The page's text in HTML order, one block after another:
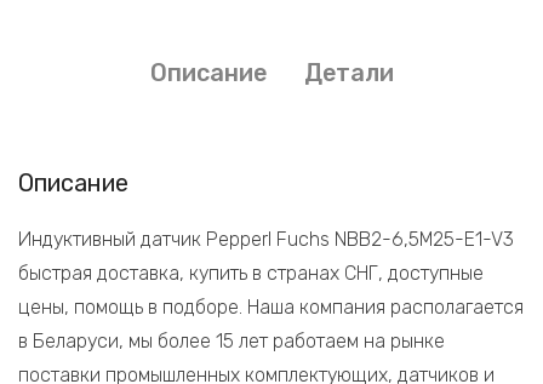
Описание Детали
Описание
Индуктивный датчик Pepperl Fuchs NBB2-6,5M25-E1-V3
быстрая доставка, купить в странах СНГ, доступные
цены, помощь в подборе. Наша компания располагается
в Беларуси, мы более 15 лет работаем на рынке
поставки промышленных комплектующих, датчиков и